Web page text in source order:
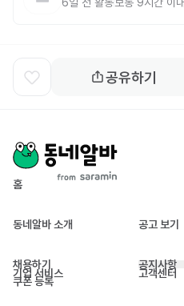
공유하기
홈
동네알바 소개 공고 보기
채용하기
기업 서비스
쿠폰 등록
공지사항
고객센터